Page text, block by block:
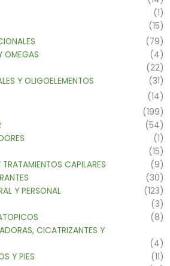
(1)
(15)
(79)
OMEGAS
(4)
(22)
Y OLIGOELEMENTOS
(31)
(14)
(199)
(54)
(1)
(15)
CAPILARES
(9)
(30)
Y PERSONAL
(123)
(3)
(8)
CICATRIZANTES Y
(4)
Y PIES
(11)